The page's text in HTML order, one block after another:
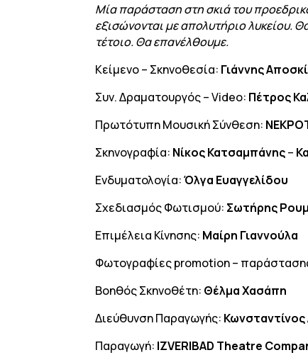
Μία παράσταση στη σκιά του
εξισώνονται με απολυτήριο λυκείου.
τέτοιο. Θα επανέλθουμε.
Κείμενο – Σκηνοθεσία: Γιάννης
Συν. Δραματουργός – Video: Πέτρος
Πρωτότυπη Μουσική Σύνθεση:
Σκηνογραφία: Νίκος Κατσαμπάνης–
Ενδυματολογία:Όλγα Ευαγγελίδου
Σχεδιασμός Φωτισμού: Σωτήρης
Επιμέλεια Κίνησης: Μαίρη Γιαννούλα
Φωτογραφίες promotion –
Βοηθός Σκηνοθέτη: Θέλμα Χασάπη
Διεύθυνση Παραγωγής:
Παραγωγή: IZVERIBAD Theatre